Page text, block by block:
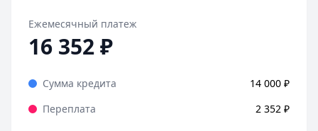
Ежемесячный платеж
16 352₽
Сумма кредита 14 000 ₽
Переплата
2 352 ₽